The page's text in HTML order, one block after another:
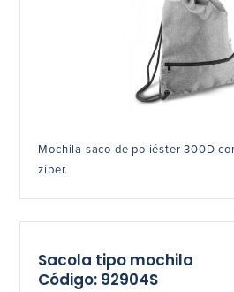
Mochila saco de poliéster 300D
zíper.
Sacola tipo mochila
Código: 92904S